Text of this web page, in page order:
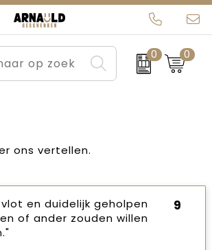
0 0
ons vertellen.
en duidelijk geholpen
of ander zouden willen
9